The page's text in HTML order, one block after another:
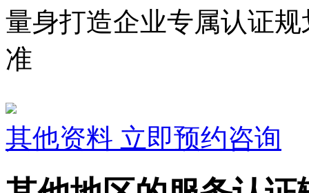
量身打造企业专属认证
准
其他资料 立即预约咨询